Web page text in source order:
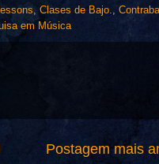
Clases de Bajo.
em Música
Postagem mais